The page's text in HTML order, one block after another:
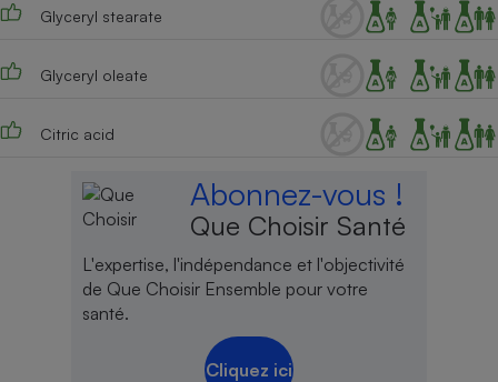
Glyceryl stearate
Glyceryl oleate
Citric acid
Abonnez-vous !
Que Choisir Santé
L'expertise, l'indépendance et l'objectivité
de Que Choisir Ensemble pour votre
santé.
Cliquez ici